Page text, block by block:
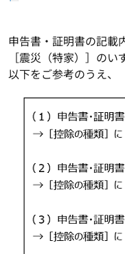
申告書・証明書の記載
［震災（特家）］の
以下をご参考のうえ、